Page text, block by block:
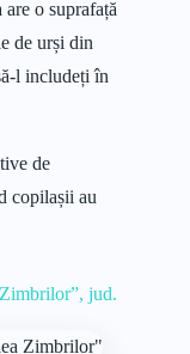
o suprafață
de urși din
l includeți în
de
copilașii au
jud.